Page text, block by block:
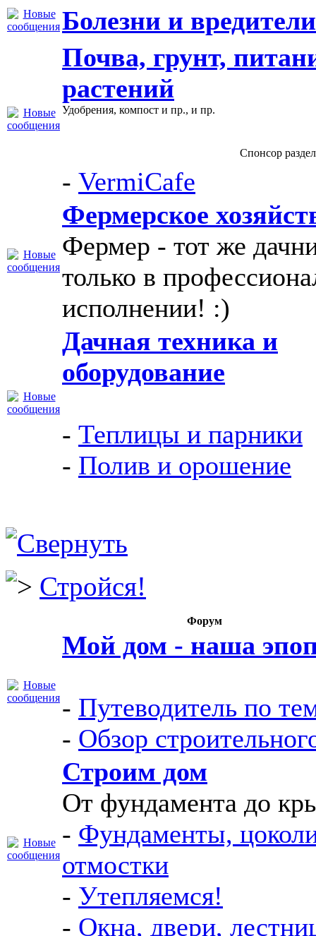
Болезни и вредители
Почва, грунт,
растений
Удобрения, компост и пр., и пр.
Спонсор
- VermiCafe
Фермерское
Фермер - тот же
только в
исполнении! :)
Дачная техника и
оборудование
- Теплицы и парники
- Полив и орошение
Стройся!
Форум
Мой дом - наша
- Путеводитель по
- Обзор
Строим дом
От фундамента до
- Фундаменты,
отмостки
- Утепляемся!
- Окна, двери,